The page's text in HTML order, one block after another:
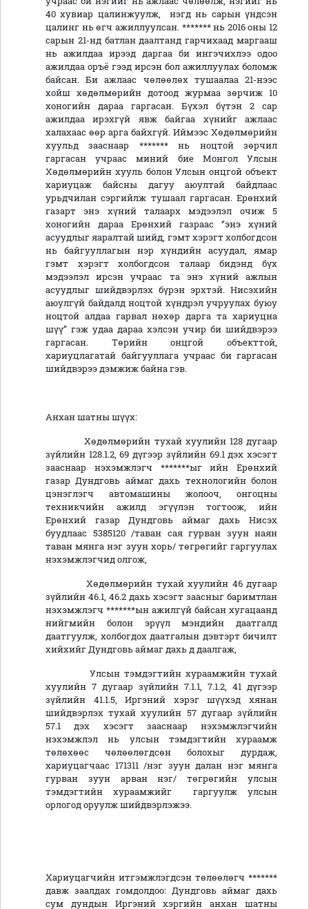
40 хувиар цалинжуулж, нэгд нь сарын үндсэн
цалинг нь өгч ажиллуулсан. ******* нь 2016 оны 12
сарын 21-нд батлан даалтанд гарчихаад маргааш
нь ажилдаа ирээд даргаа би ингэчихлээ одоо
ажилдаа оръё гээд ирсэн бол ажиллуулах боломж
байсан. Би ажлаас чөлөөлөх тушаалаа 21-нээс
хойш хөдөлмөрийн дотоод журмаа зөрчиж 10
хоногийн дараа гаргасан. Бүхэл бүтэн 2 сар
ажилдаа ирэхгүй явж байгаа хүнийг ажлаас
халахаас өөр арга байхгүй. Иймээс Хөдөлмөрийн
хуульд зааснаар ******* нь ноцтой зөрчил
гаргасан учраас миний бие Монгол Улсын
Хөдөлмөрийн хууль болон Улсын онцгой объект
хариуцаж байсны дагуу аюултай байдлаас
урьдчилан сэргийлж тушаал гаргасан. Ерөнхий
газарт энэ хүний талаарх мэдээлэл очиж 5
хоногийн дараа Ерөнхий газраас ‘’энэ хүний
асуудлыг яаралтай шийд, гэмт хэрэгт холбогдсон
нь байгууллагын нэр хүндийн асуудал, ямар
гэмт хэрэгт холбогдсон талаар бидэнд бүх
мэдээлэл ирсэн учраас та энэ хүний ажлын
асуудлыг шийдвэрлэх бүрэн эрхтэй. Нисэхийн
аюулгүй байдалд ноцтой хүндрэл учруулах буюу
ноцтой алдаа гарвал нөхөр дарга та хариуцна
шүү’’ гэж удаа дараа хэлсэн учир би шийдвэрээ
гаргасан. Төрийн онцгой объекттой,
хариуцлагатай байгууллага учраас би гаргасан
шийдвэрээ дэмжиж байна гэв.
Анхан шатны шүүх:
Хөдөлмөрийн тухай хуулийн 128 дугаар
зүйлийн 128.1.2, 69 дүгээр зүйлийн 69.1 дэх хэсэгт
зааснаар нэхэмжлэгч *******ыг ийн Ерөнхий
газар Дундговь аймаг дахь технологийн болон
цэнэглэгч автомашины жолооч, онгоцны
техникчийн ажилд эгүүлэн тогтоож, ийн
Ерөнхий газар Дундговь аймаг дахь Нисэх
буудлаас 5385120 /таван сая гурван зуун наян
таван мянга нэг зуун хорь/ төгрөгийг гаргуулах
нэхэмжлэгчид олгож,
Хөдөлмөрийн тухай хуулийн 46 дугаар
зүйлийн 46.1, 46.2 дахь хэсэгт заасныг баримтлан
нэхэмжлэгч *******ын ажилгүй байсан хугацаанд
нийгмийн болон эрүүл мэндийн даатгалд
даатгуулж, холбогдох даатгалын дэвтэрт бичилт
хийхийг Дундговь аймаг дахь д даалгаж,
Улсын тэмдэгтийн хураамжийн тухай
хуулийн 7 дугаар зүйлийн 7.1.1, 7.1.2, 41 дүгээр
зүйлийн 41.1.5, Иргэний хэрэг шүүхэд хянан
шийдвэрлэх тухай хуулийн 57 дугаар зүйлийн
57.1 дэх хэсэгт зааснаар нэхэмжлэгчийн
нэхэмжлэл нь улсын тэмдэгтийн хураамж
төлөхөөс чөлөөлөгдсөн болохыг дурдаж,
хариуцагчаас 171311 /нэг зуун далан нэг мянга
гурван зуун арван нэг/ төгрөгийн улсын
тэмдэгтийн хураамжийг гаргуулж улсын
орлогод оруулж шийдвэрлэжээ.
Хариуцагчийн итгэмжлэгдсэн төлөөлөгч *******
давж заалдах гомдолдоо: Дундговь аймаг дахь
сум дундын Иргэний хэргийн анхан шатны